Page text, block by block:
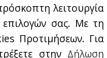
λειτουργία
σας. Με τη
Προτιμήσεων. Για
στην Δήλωση